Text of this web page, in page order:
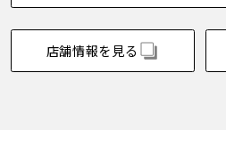
店舗情報を見る